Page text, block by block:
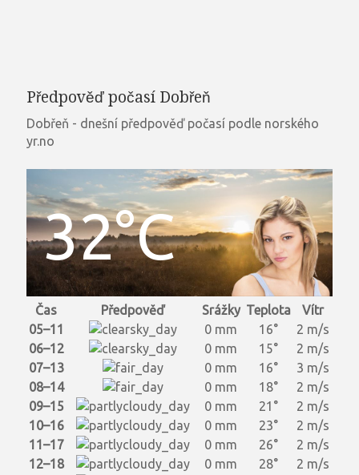
Předpověď počasí Dobřeň
Dobřeň - dnešní předpověď počasí podle norského
yr.no
32°C
Čas Předpověď Srážky Teplota
Vítr
05–11
0 mm 16°
2 m/s
06–12
0 mm 15°
2 m/s
07–13
0 mm 16°
3 m/s
08–14
0 mm 18°
2 m/s
09–15
0 mm 21°
2 m/s
10–16
0 mm 23°
2 m/s
11–17
0 mm 26°
2 m/s
12–18
0 mm 28°
2 m/s